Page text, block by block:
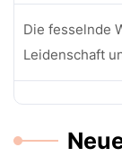
Die fesselnde
Leidenschaft